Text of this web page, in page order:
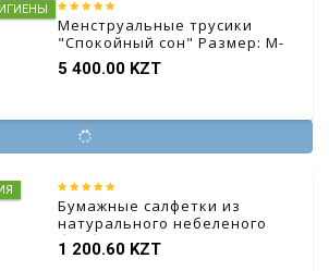
Менструальные трусики
"Спокойный сон" Размер: M-
L, 5 шт.
5 400.00 KZT
Бумажные салфетки из
натурального небеленого
бамбукового волокна
1 200.60 KZT